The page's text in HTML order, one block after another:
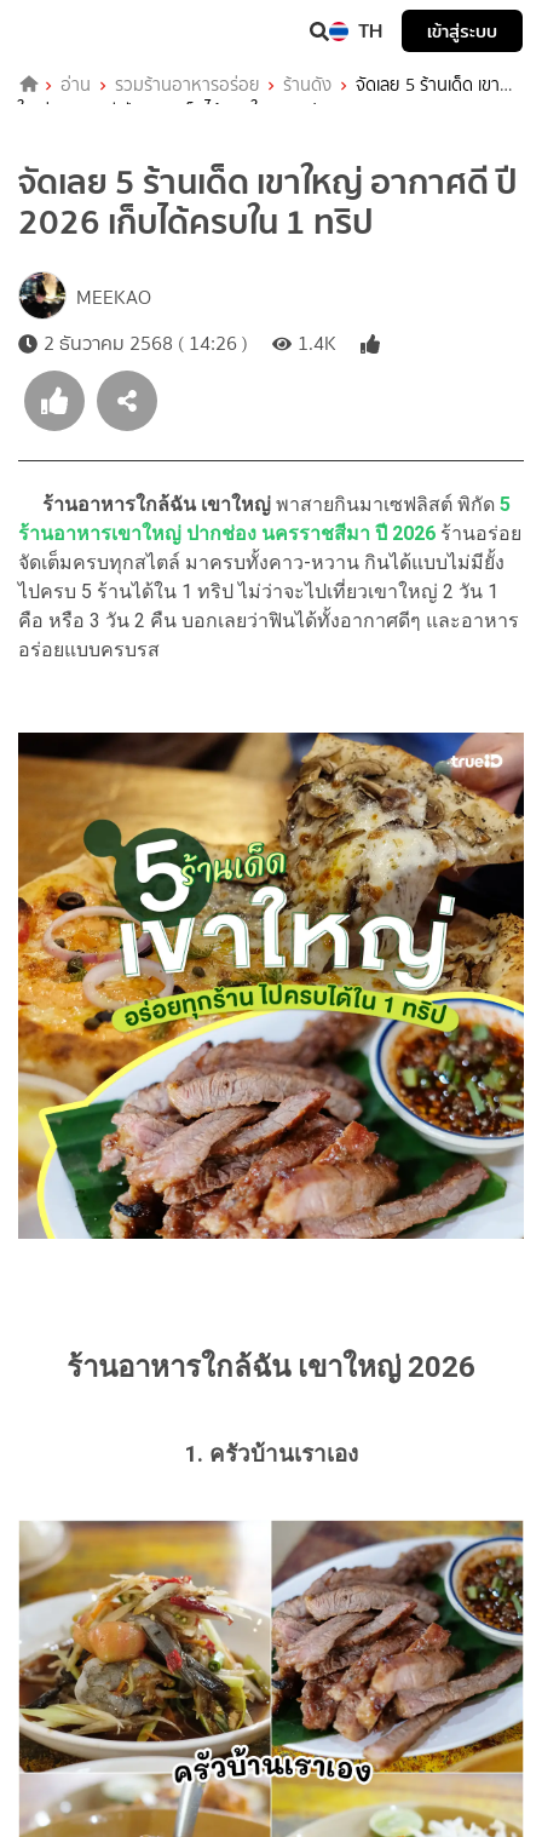
TH เข้าสู่ระบบ
อ่าน รวมร้านอาหารอร่อย ร้านดัง
จัดเลย 5 ร้านเด็ด เขา
ใหญ่ อากาศดี ปี 2026 เก็บได้ครบใน 1 ทริป
จัดเลย 5 ร้านเด็ด เขาใหญ่ อากาศดี ปี
2026 เก็บได้ครบใน 1 ทริป
MEEKAO
2 ธันวาคม 2568 ( 14:26 )
1.4K
ร้านอาหารใกล้ฉัน เขาใหญ่ พาสายกินมาเซฟลิสต์ พิกัด 5
ร้านอาหารเขาใหญ่ ปากช่อง นครราชสีมา ปี 2026 ร้านอร่อย
จัดเต็มครบทุกสไตล์ มาครบทั้งคาว-หวาน กินได้แบบไม่มียั้ง
ไปครบ 5 ร้านได้ใน 1 ทริป ไม่ว่าจะไปเที่ยวเขาใหญ่ 2 วัน 1
คือ หรือ 3 วัน 2 คืน บอกเลยว่าฟินได้ทั้งอากาศดีๆ และอาหาร
อร่อยแบบครบรส
ร้านอาหารใกล้ฉัน เขาใหญ่ 2026
1. ครัวบ้านเราเอง